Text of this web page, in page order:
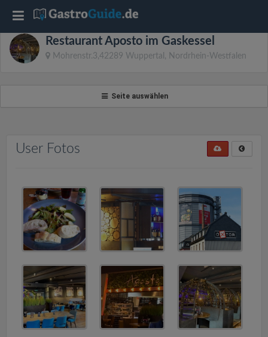
Restaurant Aposto im Gaskessel
Mohrenstr.3,42289 Wuppertal, Nordrhein-Westfalen
Seite auswählen
User Fotos
T
o
l
n
v
i